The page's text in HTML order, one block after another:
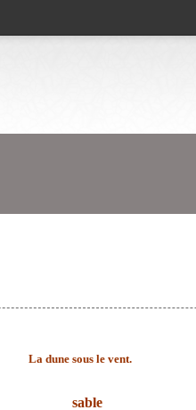
La dune sous le vent.